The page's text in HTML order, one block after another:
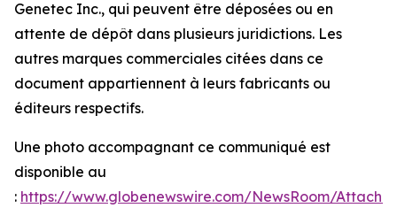
Genetec Inc., qui peuvent être déposées ou en
attente de dépôt dans plusieurs juridictions. Les
autres marques commerciales citées dans ce
document appartiennent à leurs fabricants ou
éditeurs respectifs.
Une photo accompagnant ce communiqué est
disponible au
: https://www.globenewswire.com/NewsRoom/